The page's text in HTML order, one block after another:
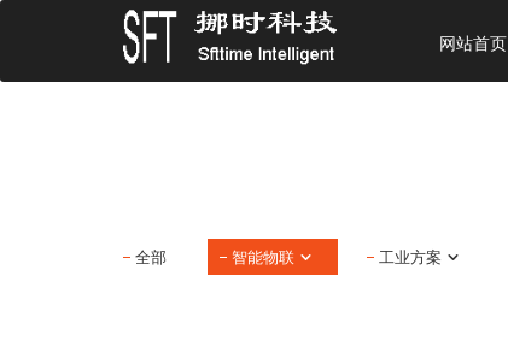
网站首页
全部 智能物联 工业方案